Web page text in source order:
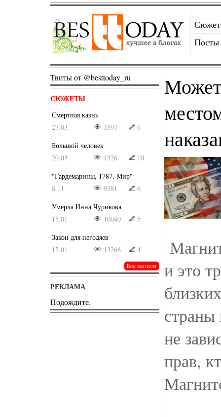
Посты
Твиты от @besttoday_ru
СЮЖЕТЫ
Смертная казнь
27.03
3597
6
Большой человек
20.03
4326
10
"Гардемарины, 1787. Мир"
8.11
9381
6
Умерла Инна Чурикова
15.01
10040
5
Закон для негодяев
15.01
13266 4
РЕКЛАМА
Подождите.
и это
страны
не
прав,